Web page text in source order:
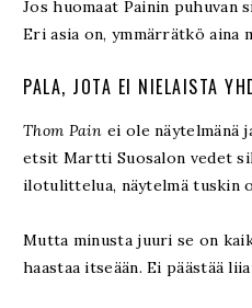
Jos huomaat Painin puhuvan
Eri asia on, ymmärrätkö aina
PALA, JOTA EI NIELAISTA
Thom Pain ei ole näytelmänä
etsit Martti Suosalon vedet
ilotulittelua, näytelmä tuskin
Mutta minusta juuri se on
haastaa itseään. Ei päästää